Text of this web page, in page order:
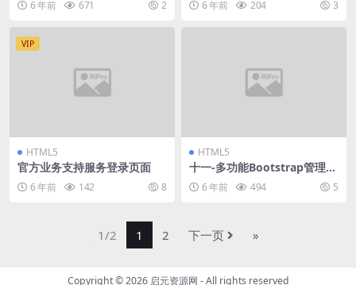
6 年前 671 2 6 年前 204 3
VIP
HTML5
官方业务支持服务登录页面
6 年前 142 8
HTML5
十一-多功能Bootstrap管理模
板 6 年前 494 5
1/2 1 2 下一页 »
Copyright © 2026 启元资源网 - All rights reserved